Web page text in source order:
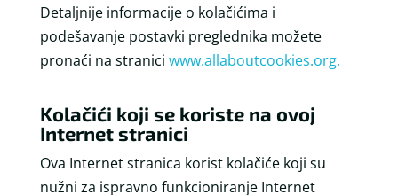
Detaljnije informacije o kolačićima i
podešavanje postavki preglednika možete
pronaći na stranici www.allaboutcookies.org.
Kolačići koji se koriste na ovoj
Internet stranici
Ova Internet stranica korist kolačiće koji su
nužni za ispravno funkcioniranje Internet